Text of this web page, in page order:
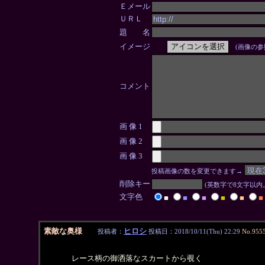
Ｅメール
ＵＲＬ
題 名
イメージ
(画像の参
コメント
画 像 1
画 像 2
画 像 3
投稿画像の数を変更できます→
削除キー (英数字で8文字以内
文字色 ■ ■ ■ ■ ■ ■
素敵な奥様 投稿者： ヒロシ 投稿日：2018/10/11(Thu) 22:29
レース柄の御洒落なスカートから覗く